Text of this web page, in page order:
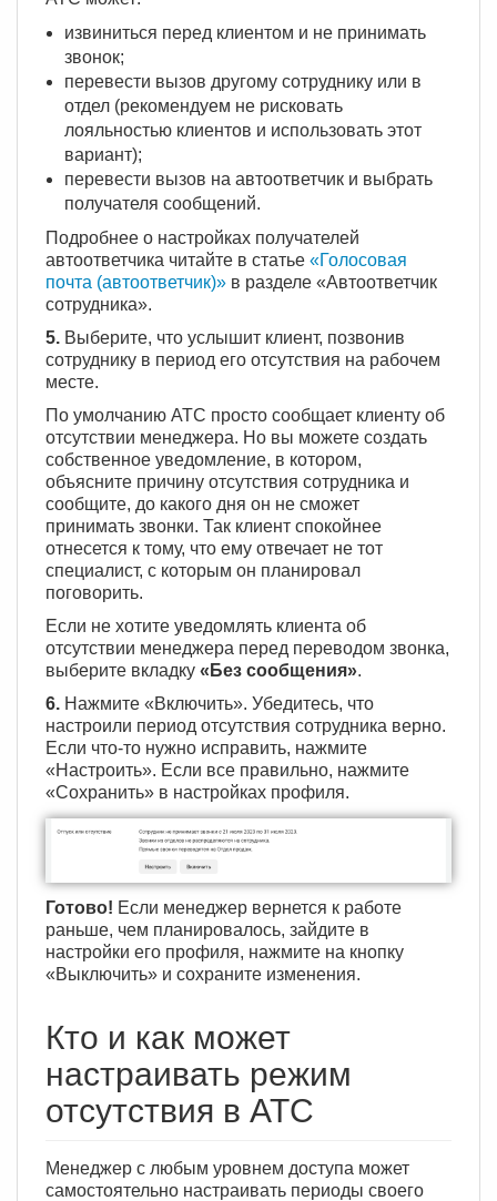
извиниться перед клиентом и не принимать
звонок;
перевести вызов другому сотруднику или в
отдел (рекомендуем не рисковать
лояльностью клиентов и использовать этот
вариант);
перевести вызов на автоответчик и выбрать
получателя сообщений.
Подробнее о настройках получателей
автоответчика читайте в статье «Голосовая
почта (автоответчик)» в разделе «Автоответчик
сотрудника».
5. Выберите, что услышит клиент, позвонив
сотруднику в период его отсутствия на рабочем
месте.
По умолчанию АТС просто сообщает клиенту об
отсутствии менеджера. Но вы можете создать
собственное уведомление, в котором,
объясните причину отсутствия сотрудника и
сообщите, до какого дня он не сможет
принимать звонки. Так клиент спокойнее
отнесется к тому, что ему отвечает не тот
специалист, с которым он планировал
поговорить.
Если не хотите уведомлять клиента об
отсутствии менеджера перед переводом звонка,
выберите вкладку «Без сообщения».
6. Нажмите «Включить». Убедитесь, что
настроили период отсутствия сотрудника верно.
Если что-то нужно исправить, нажмите
«Настроить». Если все правильно, нажмите
«Сохранить» в настройках профиля.
Готово! Если менеджер вернется к работе
раньше, чем планировалось, зайдите в
настройки его профиля, нажмите на кнопку
«Выключить» и сохраните изменения.
Кто и как может
настраивать режим
отсутствия в АТС
Менеджер с любым уровнем доступа может
самостоятельно настраивать периоды своего